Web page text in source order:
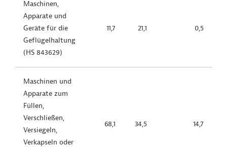
Maschinen,
Apparate und
Geräte für die
Geflügelhaltung
(HS 843629)
11,7 21,1 0,5
Maschinen und
Apparate zum
Füllen,
Verschließen,
Versiegeln,
Verkapseln oder
68,1 34,5 14,7